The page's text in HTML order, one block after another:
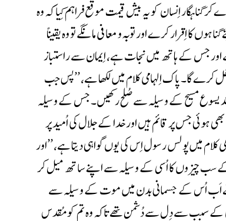
گناہگار اِنسان کو یہ بیش قیمت موقع فراہم کِیا کہ وہ
کا اِقرار کرے اور توبہ و معافی مانگے تو وہ یقیناً
اور جس کے ہاتھ میں نجات ہے، اِیمان سے راستباز
کرے گا۔ پاک اِلہامی کلام میں لکھا ہے، ’’پس جب
یسوع مسیح کے وسیلہ سے صُلح رکھیں۔ جس کے وسیلہ
جس پر قائم ہیں اور خدا کے جلال کی اُمید پر
خدا کے زندہ اِلہامی کلام میں پولس رسول اِس کی یوں گواہی دیتا ہے، ’’اور
چیزوں کا اُسی کے وسیلہ سے اپنے ساتھ میل کر
اَب اُس کے جسمانی بدن میں موت کے وسیلہ سے
کے سبب سے دِل سے دُشمن تھے تاکہ وہ تم کو مُقدس